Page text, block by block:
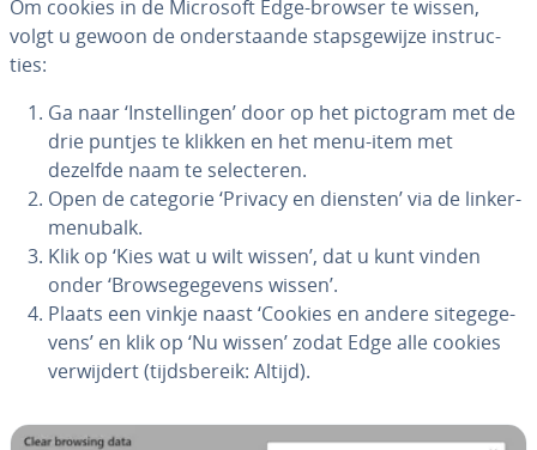
Om cookies in de Microsoft Edge-browser te wissen,
volgt u gewoon de on­der­staan­de staps­ge­wij­ze in­struc­
ties:
Ga naar ‘In­stel­lin­gen’ door op het pictogram met de
drie puntjes te klikken en het menu-item met
dezelfde naam te se­lec­te­ren.
Open de categorie ‘Privacy en diensten’ via de lin­ker­
me­nu­balk.
Klik op ‘Kies wat u wilt wissen’, dat u kunt vinden
onder ‘Brow­se­ge­ge­vens wissen’.
Plaats een vinkje naast ‘Cookies en andere si­te­ge­ge­
vens’ en klik op ‘Nu wissen’ zodat Edge alle cookies
ver­wij­dert (tijds­be­reik: Altijd).